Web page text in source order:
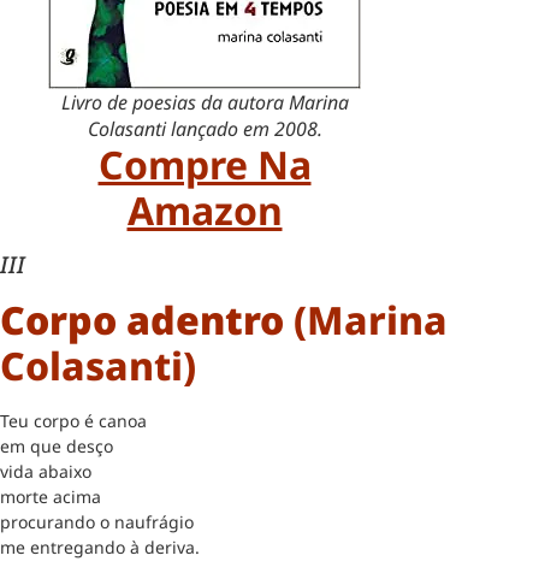
Livro de poesias da autora Marina
Colasanti lançado em 2008.
Compre Na
Amazon
III
Corpo adentro (Marina
Colasanti)
Teu corpo é canoa
em que desço
vida abaixo
morte acima
procurando o naufrágio
me entregando à deriva.